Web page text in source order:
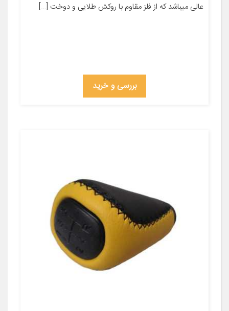
عالی میباشد که از فلز مقاوم با روکش طلایی و دوخت […]
بررسی و خرید